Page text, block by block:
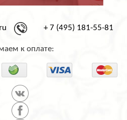
+ 7 (495) 181-55-81
к оплате: